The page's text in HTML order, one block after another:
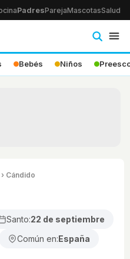
PadresParejaMascotasSalud
Bebés Niños
› Cándido
Santo:22 de septiembre
Común en:España